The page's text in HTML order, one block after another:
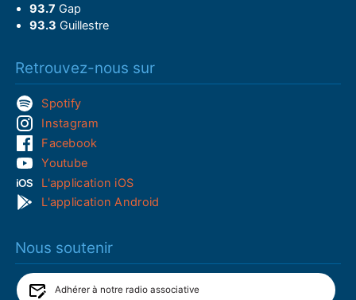
93.7 Gap
93.3 Guillestre
Retrouvez-nous sur
Spotify
Instagram
Facebook
Youtube
L'application iOS
L'application Android
Nous soutenir
Adhérer à notre radio associative